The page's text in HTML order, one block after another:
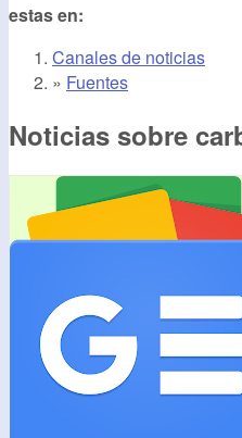
estas en:
Canales de noticias
» Fuentes
Noticias sobre